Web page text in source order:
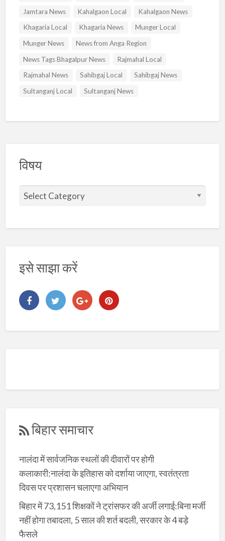
Jamtara News
Kahalgaon Local
Kahalgaon News
Khagaria Local
Khagaria News
Munger Local
Munger News
News from Anga Region
News Tags Bhagalpur News
Rajmahal Local
Rajmahal News
Sahibgaj Local
Sahibgaj News
Sultanganj Local
Sultanganj News
विषय
इसे साझा करें
बिहार समाचार
नालंदा में सार्वजनिक स्थलों की दीवारों पर होगी
कलाकारी:नालंदा के इतिहास को दर्शाया जाएगा, स्वतंत्रता
दिवस पर प्रशासन चलाएगा अभियान
बिहार में 73,151 शिक्षकों ने ट्रांसफर की अर्जी लगाई:बिना मर्जी
नहीं होगा तबादला, 5 साल की शर्त बदली, सरकार के 4 बड़े
फैसले